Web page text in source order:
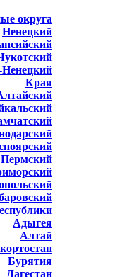
округа
Ненецкий
Края
Пермский
Адыгея
Алтай
Бурятия
Дагестан